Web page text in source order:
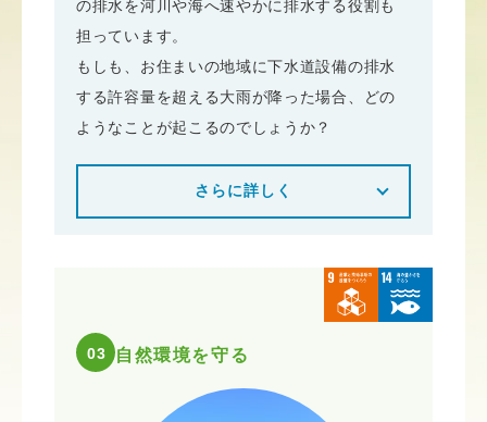
の排水を河川や海へ速やかに排水する役割も
担っています。
もしも、お住まいの地域に下水道設備の排水
する許容量を超える大雨が降った場合、どの
ようなことが起こるのでしょうか？
さらに詳しく
03 自然環境を守る